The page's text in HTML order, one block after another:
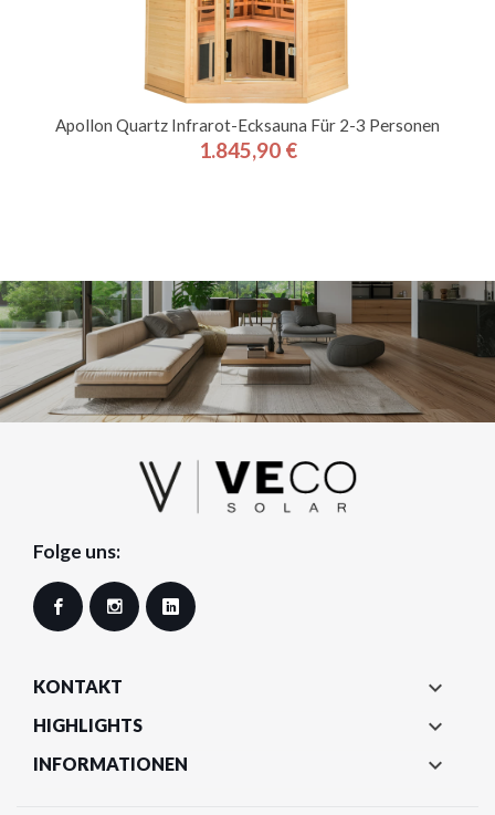
Apollon Quartz Infrarot-Ecksauna Für 2-3 Personen
Preis
1.845,90 €
Folge uns:
Facebook Instagram
KONTAKT 
HIGHLIGHTS 
INFORMATIONEN 